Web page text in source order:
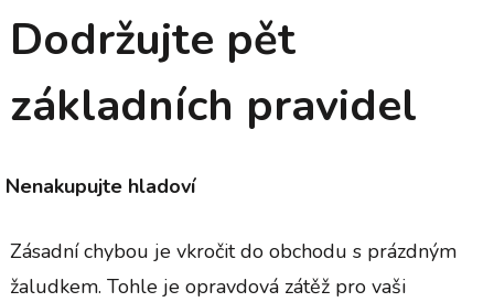
Dodržujte pět
základních pravidel
Nenakupujte hladoví
Zásadní chybou je vkročit do obchodu s prázdným
žaludkem. Tohle je opravdová zátěž pro vaši